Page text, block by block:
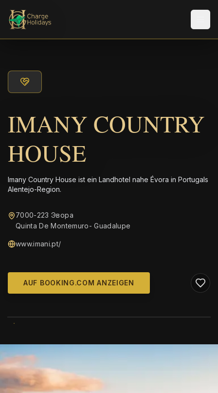
IMANY COUNTRY
HOUSE
Imany Country House ist ein Landhotel nahe Évora in Portugals
Alentejo-Region.
7000-223 Эвора
Quinta De Montemuro- Guadalupe
www.imani.pt/
AUF BOOKING.COM ANZEIGEN